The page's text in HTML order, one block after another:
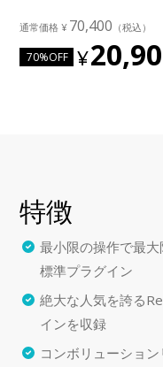
70,400
70%OFF
特徴
最小限の操作で最
標準プラグイン
絶大な人気を誇る
インを収録
コンボリューショ